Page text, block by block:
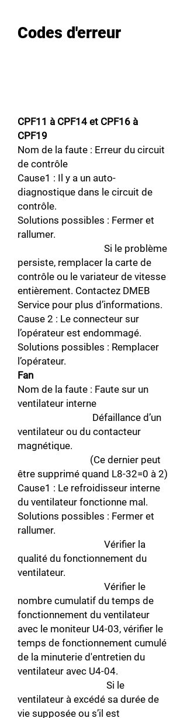
Codes d'erreur
CPF11 à CPF14 et CPF16 à
CPF19
Nom de la faute : Erreur du circuit
de contrôle
Cause1 : Il y a un auto-
diagnostique dans le circuit de
contrôle.
Solutions possibles : Fermer et
rallumer.
Si le problème
persiste, remplacer la carte de
contrôle ou le variateur de vitesse
entièrement. Contactez DMEB
Service pour plus d’informations.
Cause 2 : Le connecteur sur
l’opérateur est endommagé.
Solutions possibles : Remplacer
l’opérateur.
Fan
Nom de la faute : Faute sur un
ventilateur interne
Défaillance d’un
ventilateur ou du contacteur
magnétique.
(Ce dernier peut
être supprimé quand L8-32=0 à 2)
Cause1 : Le refroidisseur interne
du ventilateur fonctionne mal.
Solutions possibles : Fermer et
rallumer.
Vérifier la
qualité du fonctionnement du
ventilateur.
Vérifier le
nombre cumulatif du temps de
fonctionnement du ventilateur
avec le moniteur U4-03, vérifier le
temps de fonctionnement cumulé
de la minuterie d'entretien du
ventilateur avec U4-04.
Si le
ventilateur à excédé sa durée de
vie supposée ou s’il est